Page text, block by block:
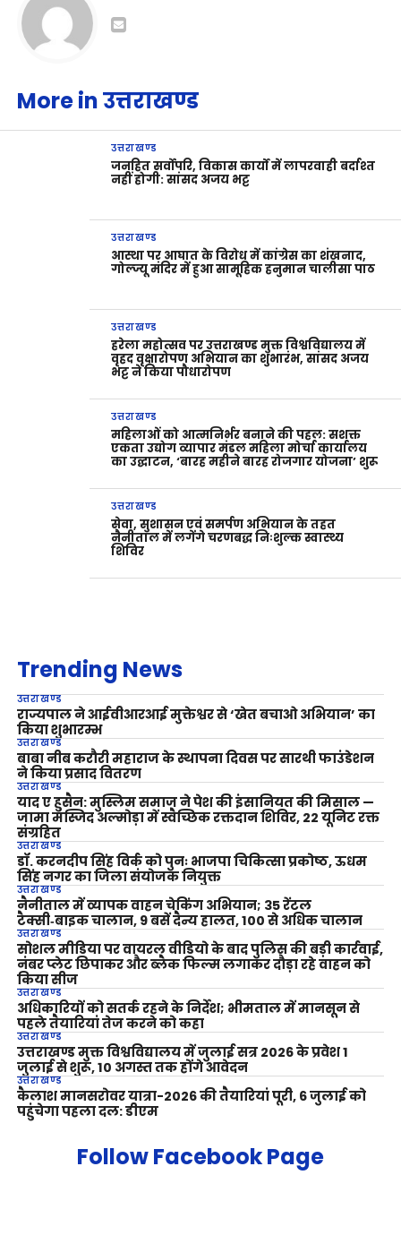
More in उत्तराखण्ड
उत्तराखण्ड
जनहित सर्वोपरि, विकास कार्यों में लापरवाही बर्दाश्त
नहीं होगी: सांसद अजय भट्ट
उत्तराखण्ड
आस्था पर आघात के विरोध में कांग्रेस का शंखनाद,
गोल्ज्यू मंदिर में हुआ सामूहिक हनुमान चालीसा पाठ
उत्तराखण्ड
हरेला महोत्सव पर उत्तराखण्ड मुक्त विश्वविद्यालय में
वृहद वृक्षारोपण अभियान का शुभारंभ, सांसद अजय
भट्ट ने किया पौधारोपण
उत्तराखण्ड
महिलाओं को आत्मनिर्भर बनाने की पहल: सशक्त
एकता उद्योग व्यापार मंडल महिला मोर्चा कार्यालय
का उद्घाटन, ‘बारह महीने बारह रोजगार योजना’ शुरू
उत्तराखण्ड
सेवा, सुशासन एवं समर्पण अभियान के तहत
नैनीताल में लगेंगे चरणबद्ध निःशुल्क स्वास्थ्य
शिविर
Trending News
उत्तराखण्ड
राज्यपाल ने आईवीआरआई मुक्तेश्वर से ‘खेत बचाओ अभियान’ का
किया शुभारम्भ
उत्तराखण्ड
बाबा नीब करौरी महाराज के स्थापना दिवस पर सारथी फाउंडेशन
ने किया प्रसाद वितरण
उत्तराखण्ड
याद ए हुसैन: मुस्लिम समाज ने पेश की इंसानियत की मिसाल —
जामा मस्जिद अल्मोड़ा में स्वैच्छिक रक्तदान शिविर, 22 यूनिट रक्त
संग्रहित
उत्तराखण्ड
डॉ. करनदीप सिंह विर्क को पुनः भाजपा चिकित्सा प्रकोष्ठ, ऊधम
सिंह नगर का जिला संयोजक नियुक्त
उत्तराखण्ड
नैनीताल में व्यापक वाहन चेकिंग अभियान; 35 रेंटल
टैक्सी‑बाइक चालान, 9 बसें दैन्य हालत, 100 से अधिक चालान
उत्तराखण्ड
सोशल मीडिया पर वायरल वीडियो के बाद पुलिस की बड़ी कार्रवाई,
नंबर प्लेट छिपाकर और ब्लैक फिल्म लगाकर दौड़ा रहे वाहन को
किया सीज
उत्तराखण्ड
अधिकारियों को सतर्क रहने के निर्देश; भीमताल में मानसून से
पहले तैयारियां तेज करने को कहा
उत्तराखण्ड
उत्तराखण्ड मुक्त विश्वविद्यालय में जुलाई सत्र 2026 के प्रवेश 1
जुलाई से शुरू, 10 अगस्त तक होंगे आवेदन
उत्तराखण्ड
कैलाश मानसरोवर यात्रा-2026 की तैयारियां पूरी, 6 जुलाई को
पहुंचेगा पहला दल: डीएम
Follow Facebook Page